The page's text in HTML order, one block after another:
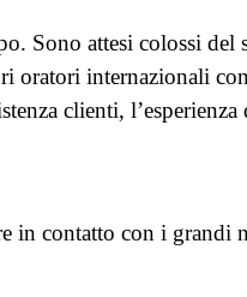
Sono attesi colossi del
internazionali
clienti,
in contatto con i